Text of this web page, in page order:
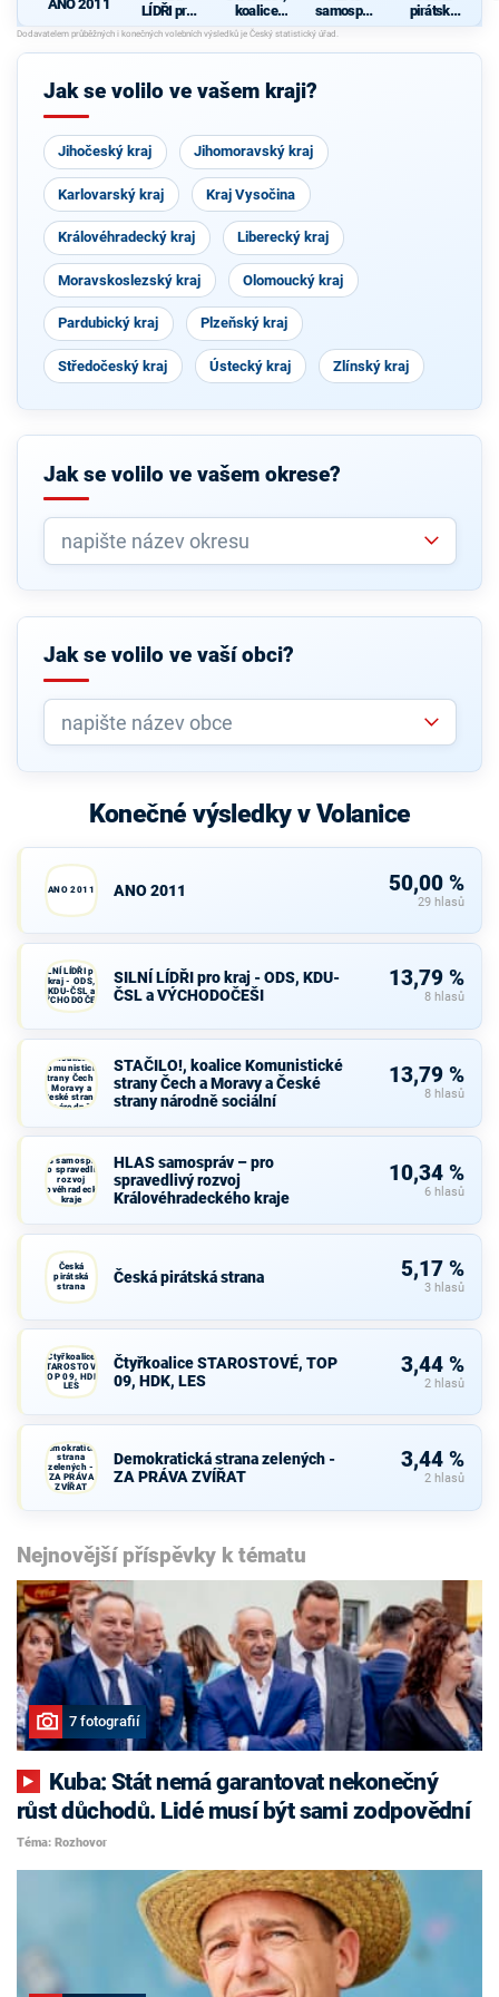
ANO 2011
LÍDŘI pro
kraj - ODS,
KDU-ČSL
a
ČEŠI
koalice
Komunisti
cké strany
Čech a
České
sociální
samosprá
v – pro
spravedliv
ý rozvoj
pirátská
strana
Jak se volilo ve vašem kraji?
Jihočeský kraj Jihomoravský kraj
Karlovarský kraj Kraj Vysočina
Královéhradecký kraj Liberecký kraj
Moravskoslezský kraj Olomoucký kraj
Pardubický kraj Plzeňský kraj
Středočeský kraj Ústecký kraj Zlínský kraj
Jak se volilo ve vašem okrese?
Jak se volilo ve vaší obci?
Konečné výsledky v Volanice
ANO 2011 ANO 2011 50,00 %
29 hlasů
SILNÍ LÍDŘI pro
kraj - ODS,
KDU-ČSL a
VÝCHODOČEŠI
SILNÍ LÍDŘI pro kraj - ODS, KDU-
ČSL a VÝCHODOČEŠI
13,79 %
8 hlasů
koalice
Komunistické
strany Čech a
Moravy a
České strany
národně
STAČILO!, koalice Komunistické
strany Čech a Moravy a České
strany národně sociální
13,79 %
8 hlasů
HLAS samospráv –
pro spravedlivý
rozvoj
Královéhradeckého
kraje
HLAS samospráv – pro
spravedlivý rozvoj
Královéhradeckého kraje
10,34 %
6 hlasů
Česká
pirátská
strana
Česká pirátská strana 5,17 %
3 hlasů
Čtyřkoalice
STAROSTOVÉ,
TOP 09, HDK,
LES
Čtyřkoalice STAROSTOVÉ, TOP
09, HDK, LES
3,44 %
2 hlasů
Demokratická
strana
zelených -
ZA PRÁVA
ZVÍŘAT
Demokratická strana zelených -
ZA PRÁVA ZVÍŘAT
3,44 %
2 hlasů
Nejnovější příspěvky k tématu
7 fotografií
růst důchodů. Lidé musí být sami zodpovědní
Téma: Rozhovor